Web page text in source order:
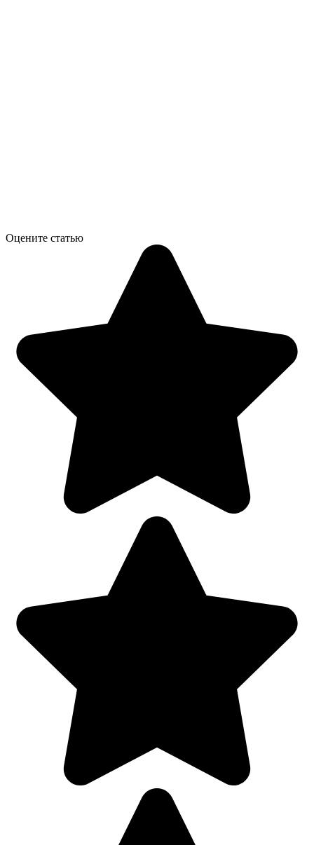
Оцените статью